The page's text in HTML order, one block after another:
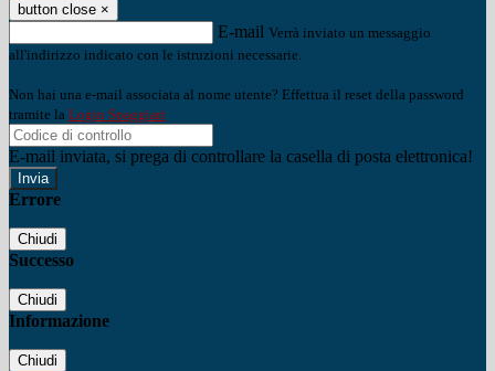
button close ×
E-mail Verrà inviato un messaggio
all'indirizzo indicato con le istruzioni necessarie.
Non hai una e-mail associata al nome utente? Effettua il reset della password
tramite la Login Spaggiari
E-mail inviata, si prega di controllare la casella di posta elettronica!
Errore
Chiudi
Successo
Chiudi
Informazione
Chiudi